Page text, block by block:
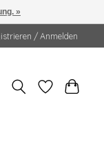
/ Anmelden
»